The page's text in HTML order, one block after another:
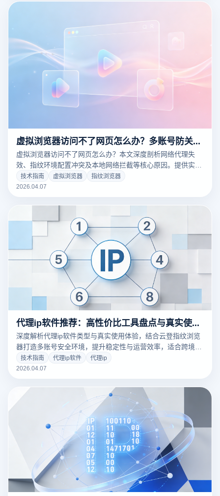
虚拟浏览器访问不了网页怎么办？多账号防关联网络配置全解析
虚拟浏览器访问不了网页怎么办？本文深度剖析网络代理失
效、指纹环境配置冲突及本地网络拦截等核心原因。提供实战
级图文排障指南，并对比多款工具，结合云登指纹浏览器的智
能网络自检技术，助您快速恢复多账号矩阵的稳定连接，拒绝
技术指南 虚拟浏览器
指纹浏览器
2026.04.07
代理ip软件推荐：高性价比工具盘点与真实使用体验分享
深度解析代理ip软件类型与真实使用体验，结合云登指纹浏览
器打造多账号安全环境，提升稳定性与运营效率，适合跨境与
社媒用户。
技术指南 代理ip软件
代理ip
2026.04.07